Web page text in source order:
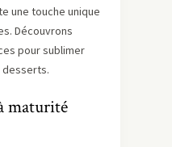
une touche unique
Découvrons
pour sublimer
desserts.
maturité